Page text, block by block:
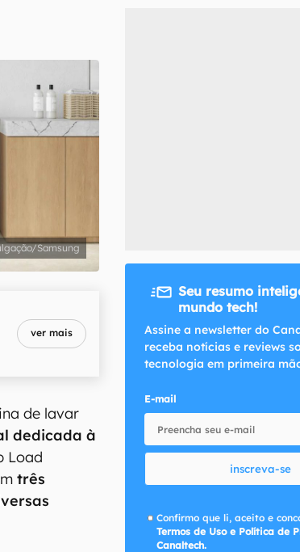
de Uso e Política de Privacidade do Canaltech.
Samsung
ver mais
de lavar
dedicada à
Load
três
Seu resumo
mundo tech!
Assine a newsletter do
receba notícias e reviews
tecnologia em primeira
E-mail
inscreva-se
Confirmo que li, aceito e
Termos de Uso e Política de
Canaltech.